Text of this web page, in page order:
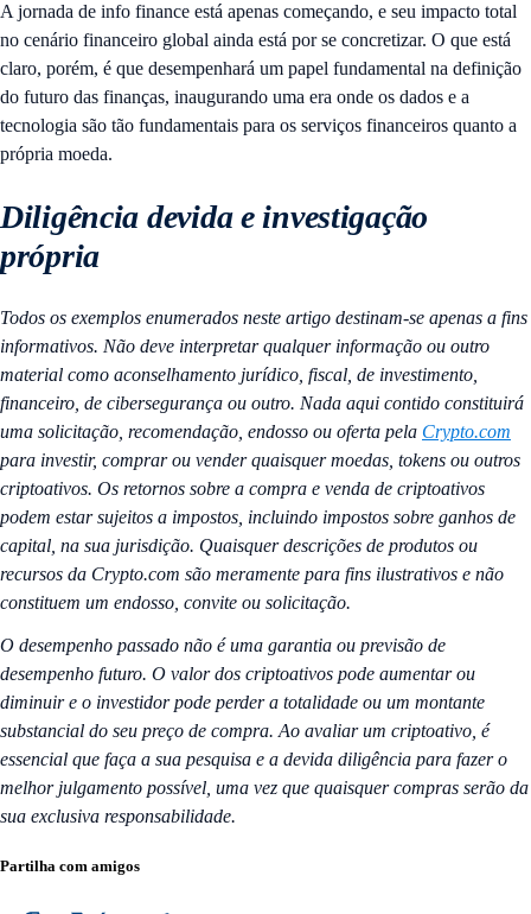
A jornada de info finance está apenas começando, e seu impacto total
no cenário financeiro global ainda está por se concretizar. O que está
claro, porém, é que desempenhará um papel fundamental na definição
do futuro das finanças, inaugurando uma era onde os dados e a
tecnologia são tão fundamentais para os serviços financeiros quanto a
própria moeda.
Diligência devida e investigação
própria
Todos os exemplos enumerados neste artigo destinam-se apenas a fins
informativos. Não deve interpretar qualquer informação ou outro
material como aconselhamento jurídico, fiscal, de investimento,
financeiro, de cibersegurança ou outro. Nada aqui contido constituirá
uma solicitação, recomendação, endosso ou oferta pela Crypto.com
para investir, comprar ou vender quaisquer moedas, tokens ou outros
criptoativos. Os retornos sobre a compra e venda de criptoativos
podem estar sujeitos a impostos, incluindo impostos sobre ganhos de
capital, na sua jurisdição. Quaisquer descrições de produtos ou
recursos da Crypto.com são meramente para fins ilustrativos e não
constituem um endosso, convite ou solicitação.
O desempenho passado não é uma garantia ou previsão de
desempenho futuro. O valor dos criptoativos pode aumentar ou
diminuir e o investidor pode perder a totalidade ou um montante
substancial do seu preço de compra. Ao avaliar um criptoativo, é
essencial que faça a sua pesquisa e a devida diligência para fazer o
melhor julgamento possível, uma vez que quaisquer compras serão da
sua exclusiva responsabilidade.
Partilha com amigos